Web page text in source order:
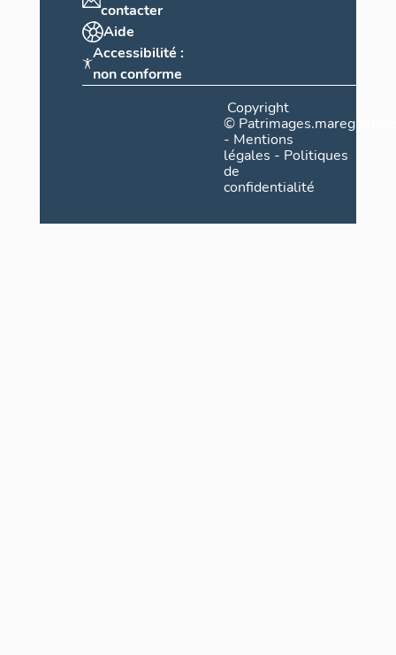
contacter
Aide
Accessibilité :
non conforme
Copyright
©
- Mentions
légales - Politiques
de
confidentialité